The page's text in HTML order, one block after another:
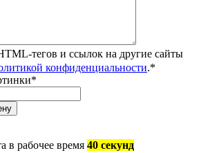
тегов и ссылок на другие сайты
конфиденциальности.*
*
в рабочее время 40 секунд